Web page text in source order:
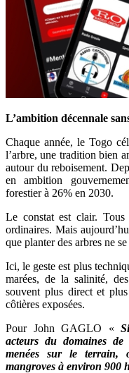
L’ambition décennale
Chaque année, le Togo
l’arbre, une tradition bien
autour du reboisement.
en ambition
forestier à 26% en 2030.
Le constat est clair.
ordinaires. Mais
que planter des arbres ne
Ici, le geste est plus
marées, de la salinité,
souvent plus direct et
côtières exposées.
Pour John GAGLO «
acteurs du domaines de
menées sur le terrain,
mangroves à environ 900